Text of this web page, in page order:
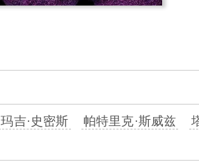
玛吉·史密斯 帕特里克·斯威兹